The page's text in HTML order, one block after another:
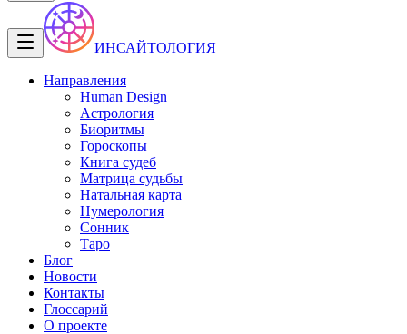
ИНСАЙТОЛОГИЯ
Направления
Human Design
Астрология
Биоритмы
Гороскопы
Книга судеб
Матрица судьбы
Натальная карта
Нумерология
Сонник
Таро
Блог
Новости
Контакты
Глоссарий
О проекте